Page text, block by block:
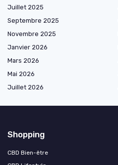
Juillet 2025
Septembre 2025
Novembre 2025
Janvier 2026
Mars 2026
Mai 2026
Juillet 2026
Shopping
CBD Bien-être